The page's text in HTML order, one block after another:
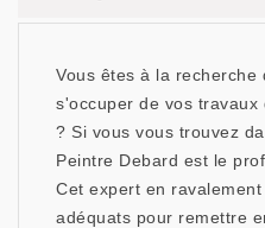
Vous êtes à la
s'occuper de vos travaux
? Si vous vous trouvez
Peintre Debard est le
Cet expert en
adéquats pour remettre